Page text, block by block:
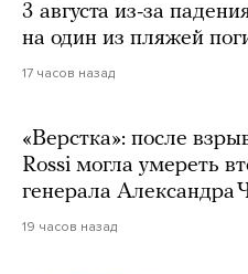
3 августа из-за
на один из пляжей
17 часов назад
«Верстка»: после
Rossi могла умереть
генерала Александра
19 часов назад